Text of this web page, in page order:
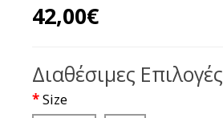
42,00€
Διαθέσιμες Επιλογές
Size